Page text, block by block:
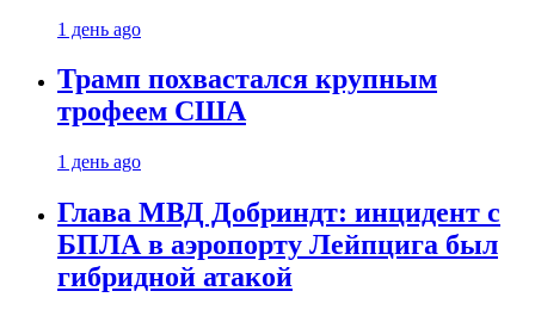
1 день ago
Трамп похвастался крупным
трофеем США
1 день ago
Глава МВД Добриндт: инцидент с
БПЛА в аэропорту Лейпцига был
гибридной атакой